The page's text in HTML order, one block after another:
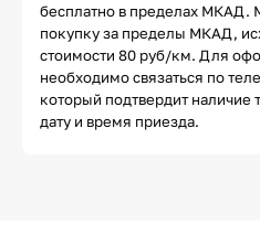
бесплатно в пределах МКАД.
покупку за пределы МКАД,
стоимости 80 руб/км. Для
необходимо связаться по
который подтвердит наличие
дату и время приезда.